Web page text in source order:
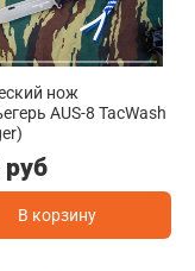
нож
AUS-8 TacWash
руб
В корзину